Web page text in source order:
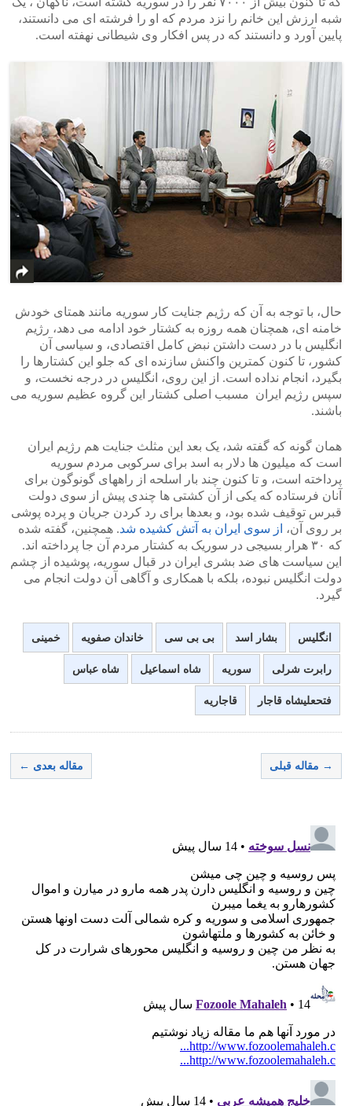
شبه ارزش این خانم را نزد مردم که او را فرشته ای می دانستند،
پایین آورد و دانستند که در پس افکار وی شیطانی نهفته است.
حال، با توجه به آن که رژیم جنایت کار سوریه مانند همتای خودش
خامنه ای، همچنان همه روزه به کشتار خود ادامه می دهد، رژیم
انگلیس با در دست داشتن نبض کامل اقتصادی، و سیاسی آن
کشور، تا کنون کمترین واکنش سازنده ای که جلو این کشتارها را
بگیرد، انجام نداده است. از این روی، انگلیس در درجه نخست، و
سپس رژیم ایران مسبب اصلی کشتار این گروه عظیم سوریه می
باشند.
همان گونه که گفته شد، یک بعد این مثلث جنایت هم رژیم ایران
است که میلیون ها دلار به اسد برای سرکوبی مردم سوریه
پرداخته است، و تا کنون چند بار اسلحه از راههای گونوگون برای
آنان فرستاده که یکی از آن کشتی ها چندی پیش از سوی دولت
قبرس توقیف شده بود، و بعدها برای رد کردن جریان و پرده پوشی
بر روی آن، از سوی ایران به آتش کشیده شد. همچنین، گفته شده
که ۳۰ هرار بسیجی در سوریک به کشتار مردم آن جا پرداخته اند.
این سیاست های ضد بشری ایران در قبال سوریه، پوشیده از چشم
دولت انگلیس نبوده، بلکه با همکاری و آگاهی آن دولت انجام می
گیرد.
انگلیس بشار اسد بی بی سی خاندان صفویه خمینی
رابرت شرلی سوریه شاه اسماعیل شاه عباس
فتحعلیشاه قاجار قاجاریه
→ مقاله قبلی مقاله بعدی ←